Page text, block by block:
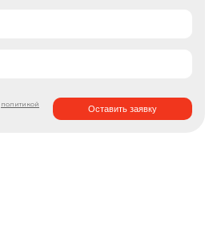
политикой
Оставить заявку